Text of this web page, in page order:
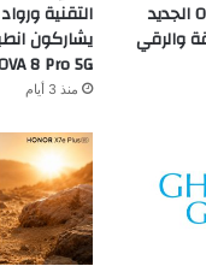
سوني بلون Oliv e Gray الجديد
والرقي
التقنية
يشاركون
8 Pro 5G
منذ 3 أيام